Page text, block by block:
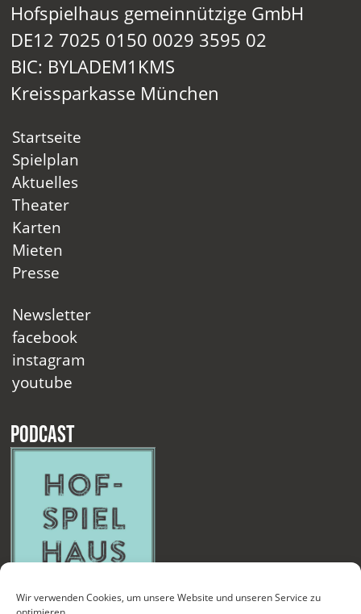
Wir verwenden Cookies, um unsere Website und unseren Service zu
Hofspielhaus gemeinnützige GmbH
DE12 7025 0150 0029 3595 02
BIC: BYLADEM1KMS
Kreissparkasse München
Startseite
Spielplan
Aktuelles
Theater
Karten
Mieten
Presse
Newsletter
facebook
instagram
youtube
Podcast